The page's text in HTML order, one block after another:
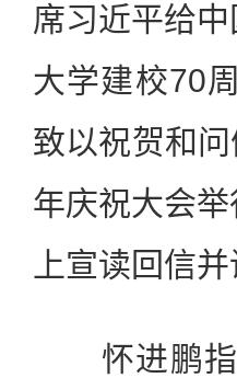
席习近平给
大学建校70
致以祝贺和
年庆祝大会
上宣读回信并
怀进鹏指